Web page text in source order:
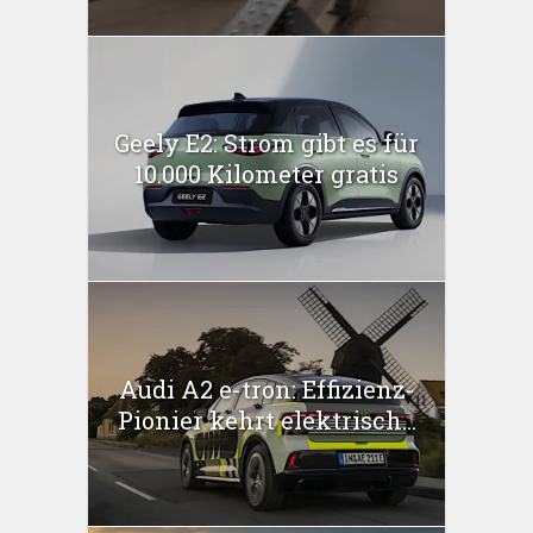
Geely E2: Strom gibt es für
10.000 Kilometer gratis
Audi A2 e-tron: Effizienz-
Pionier kehrt elektrisch...